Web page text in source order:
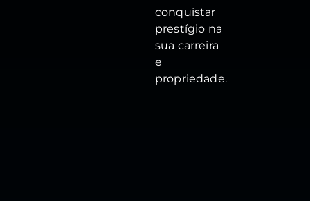
conquistar
prestígio na
sua carreira
e
propriedade.